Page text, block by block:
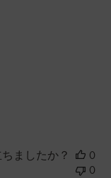
ましたか？
0
0